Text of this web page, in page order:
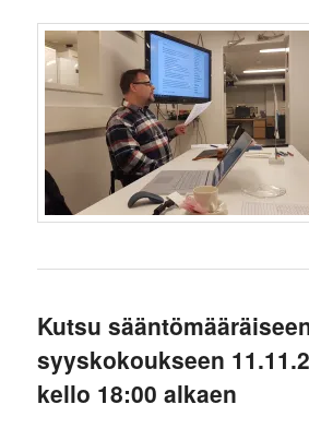
Kutsu
syyskokoukseen
kello 18:00 alkaen